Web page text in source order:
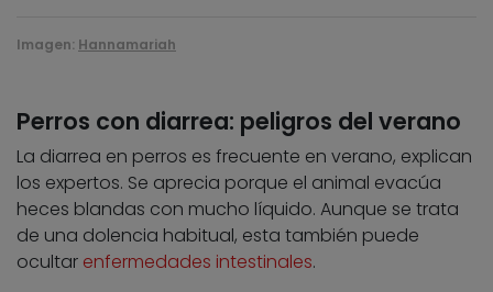
Imagen: Hannamariah
Perros con diarrea: peligros del verano
La diarrea en perros es frecuente en verano, explican
los expertos. Se aprecia porque el animal evacúa
heces blandas con mucho líquido. Aunque se trata
de una dolencia habitual, esta también puede
ocultar enfermedades intestinales.